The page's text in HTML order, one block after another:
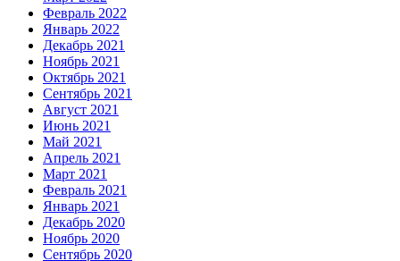
Февраль 2022
Январь 2022
Декабрь 2021
Ноябрь 2021
Октябрь 2021
Сентябрь 2021
Август 2021
Июнь 2021
Май 2021
Апрель 2021
Март 2021
Февраль 2021
Январь 2021
Декабрь 2020
Ноябрь 2020
Сентябрь 2020